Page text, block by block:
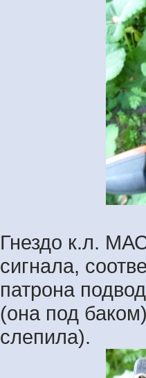
Гнездо к.л.
сигнала,
патрона
(она под
слепила).